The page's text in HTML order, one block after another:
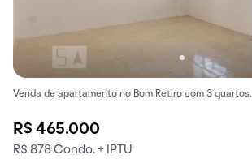
Venda de apartamento no Bom Retiro com 3 quartos.
R$ 465.000
R$ 878 Condo. + IPTU